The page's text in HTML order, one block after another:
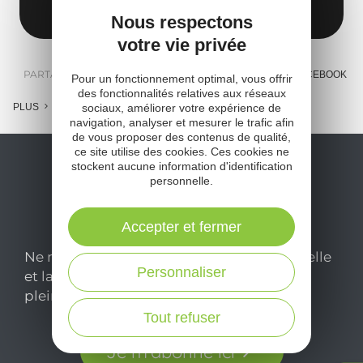
Obtenir l'itinéraire
PARTAGER : E-MAIL MESSENGER FACEBOOK
PLUS
Ne manquez pas notre newsletter mensuelle
et laissez-vous inspirer pour profiter
pleinement de votre séjour en Aveyron.
Je m'abonne ici
Nous respectons
votre vie privée
Pour un fonctionnement optimal, vous offrir
des fonctionnalités relatives aux réseaux
sociaux, améliorer votre expérience de
navigation, analyser et mesurer le trafic afin
de vous proposer des contenus de qualité,
ce site utilise des cookies. Ces cookies ne
stockent aucune information d'identification
personnelle.
Tout refuser
Personnaliser
Accepter et fermer